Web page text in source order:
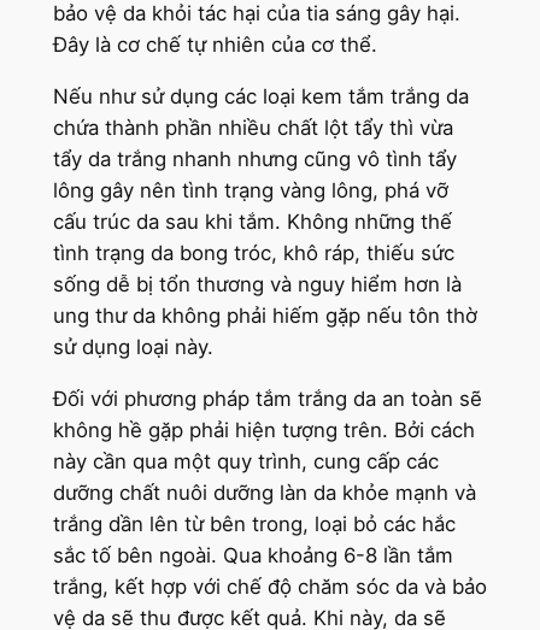
bảo vệ da khỏi tác hại của tia sáng gây hại.
Đây là cơ chế tự nhiên của cơ thể.
Nếu như sử dụng các loại kem tắm trắng da
chứa thành phần nhiều chất lột tẩy thì vừa
tẩy da trắng nhanh nhưng cũng vô tình tẩy
lông gây nên tình trạng vàng lông, phá vỡ
cấu trúc da sau khi tắm. Không những thế
tình trạng da bong tróc, khô ráp, thiếu sức
sống dễ bị tổn thương và nguy hiểm hơn là
ung thư da không phải hiếm gặp nếu tôn thờ
sử dụng loại này.
Đối với phương pháp tắm trắng da an toàn sẽ
không hề gặp phải hiện tượng trên. Bởi cách
này cần qua một quy trình, cung cấp các
dưỡng chất nuôi dưỡng làn da khỏe mạnh và
trắng dần lên từ bên trong, loại bỏ các hắc
sắc tố bên ngoài. Qua khoảng 6-8 lần tắm
trắng, kết hợp với chế độ chăm sóc da và bảo
vệ da sẽ thu được kết quả. Khi này, da sẽ